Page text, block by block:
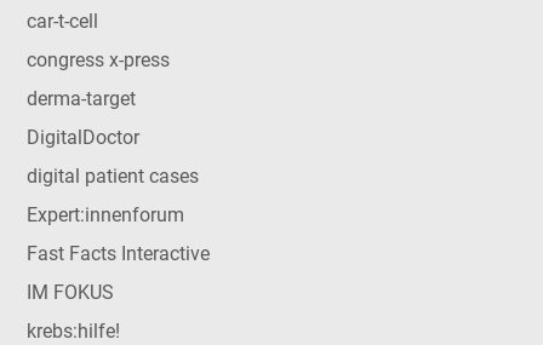
car-t-cell
congress x-press
derma-target
DigitalDoctor
digital patient cases
Expert:innenforum
Fast Facts Interactive
IM FOKUS
krebs:hilfe!